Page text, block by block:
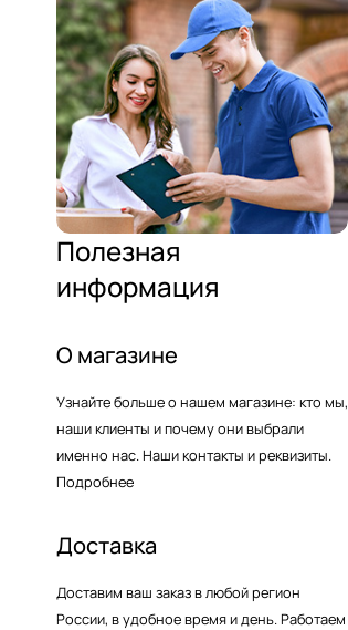
Полезная
информация
О магазине
Узнайте больше о нашем магазине: кто мы,
наши клиенты и почему они выбрали
именно нас. Наши контакты и реквизиты.
Подробнее
Доставка
Доставим ваш заказ в любой регион
России, в удобное время и день. Работаем